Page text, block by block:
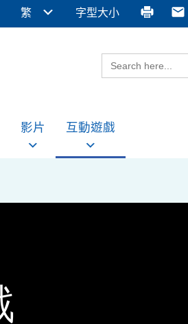
繁 字型大小
Search
for:
影片 互動遊戲